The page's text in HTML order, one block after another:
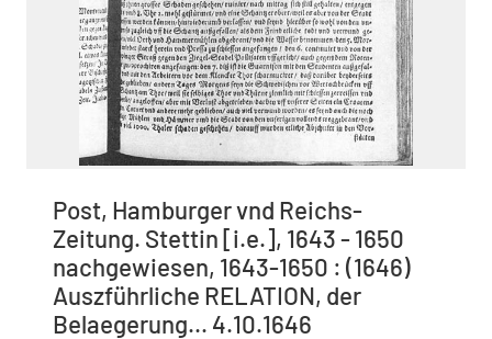
Post, Hamburger vnd Reichs-
Zeitung. Stettin [i.e.], 1643 - 1650
nachgewiesen, 1643-1650 : (1646)
Auszführliche RELATION, der
Belaegerung... 4.10.1646